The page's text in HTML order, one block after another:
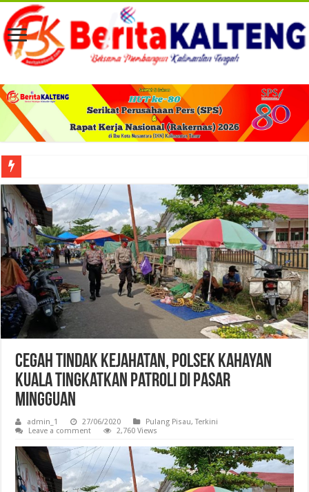
Viral! Selama Dua Bulan Lebih Siltap Serta Tunjangan Pemdes dan BPD di
Cegah Tindak Kejahatan, Polsek Kahayan
Kuala Tingkatkan Patroli di Pasar
Mingguan
admin_1 27/06/2020 Pulang Pisau,Terkini
Leave a comment
2,760 Views